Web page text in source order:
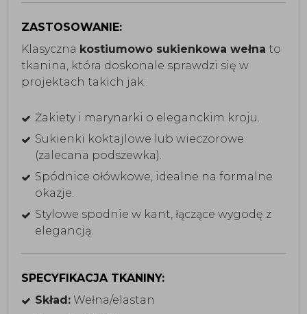
ZASTOSOWANIE:
Klasyczna kostiumowo sukienkowa wełna to
tkanina, która doskonale sprawdzi się w
projektach takich jak:
Żakiety i marynarki o eleganckim kroju.
Sukienki koktajlowe lub wieczorowe
(zalecana podszewka).
Spódnice ołówkowe, idealne na formalne
okazje.
Stylowe spodnie w kant, łączące wygodę z
elegancją.
SPECYFIKACJA TKANINY:
Skład: Wełna/elastan